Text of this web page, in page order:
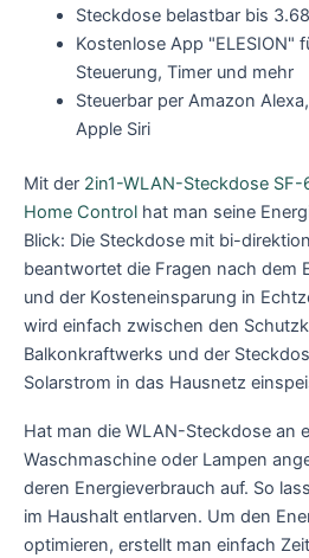
Steckdose belastbar bis
Kostenlose App "ELESION"
Steuerung, Timer und mehr
Steuerbar per Amazon
Apple Siri
Mit der 2in1-WLAN-Steckdose SF-
Home Control hat man seine
Blick: Die Steckdose mit bi-
beantwortet die Fragen nach dem
und der Kosteneinsparung in
wird einfach zwischen den
Balkonkraftwerks und der
Solarstrom in das Hausnetz
Hat man die WLAN-Steckdose an
Waschmaschine oder Lampen
deren Energieverbrauch auf. So
im Haushalt entlarven. Um den
optimieren, erstellt man einfach